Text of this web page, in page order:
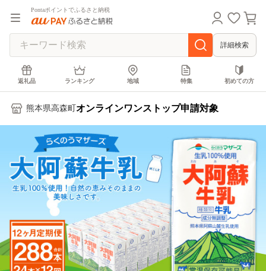
Pontaポイントでふるさと納税
詳細検索
返礼品 ランキング 地域 特集 初めての方
熊本県高森町 オンラインワンストップ申請対象